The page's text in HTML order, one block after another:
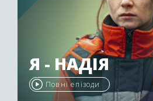
Я - НАДІЯ
Повні епізоди